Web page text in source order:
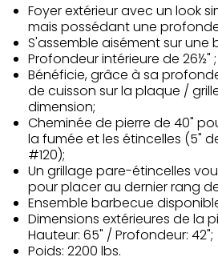
Foyer extérieur avec un look
mais possédant une
S'assemble aisément sur une
Profondeur intérieure de 26½" ;
Bénéficie, grâce à sa
de cuisson sur la plaque /
dimension;
Cheminée de pierre de 40"
la fumée et les étincelles (5"
#120);
Un grillage pare-étincelles
pour placer au dernier rang
Ensemble barbecue
Dimensions extérieures de la
Hauteur: 65" / Profondeur: 42";
Poids: 2200 lbs.